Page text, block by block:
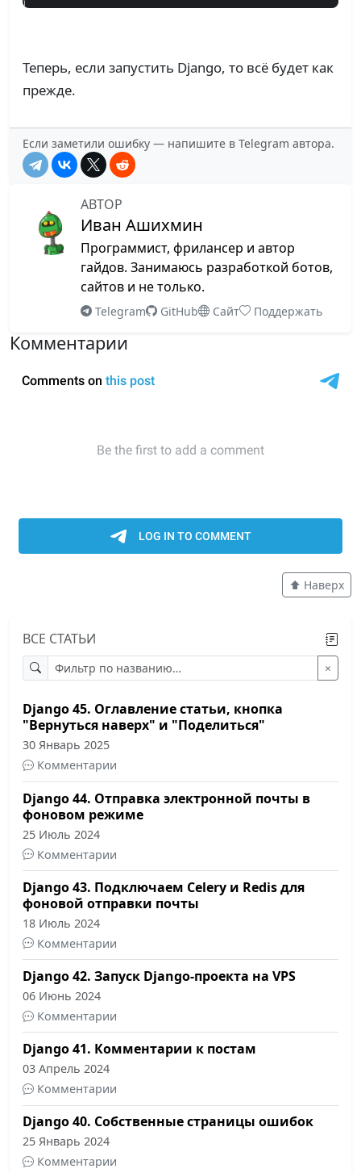
Теперь, если запустить Django, то всё будет как
прежде.
Если заметили ошибку — напишите в Telegram автора.
АВТОР
Иван Ашихмин
Программист, фрилансер и автор
гайдов. Занимаюсь разработкой ботов,
сайтов и не только.
Telegram GitHub Сайт Поддержать
Комментарии
⬆️ Наверх
ВСЕ СТАТЬИ
×
Django 45. Оглавление статьи, кнопка
"Вернуться наверх" и "Поделиться"
30 Январь 2025
Комментарии
Django 44. Отправка электронной почты в
фоновом режиме
25 Июль 2024
Комментарии
Django 43. Подключаем Celery и Redis для
фоновой отправки почты
18 Июль 2024
Комментарии
Django 42. Запуск Django-проекта на VPS
06 Июнь 2024
Комментарии
Django 41. Комментарии к постам
03 Апрель 2024
Комментарии
Django 40. Собственные страницы ошибок
25 Январь 2024
Комментарии